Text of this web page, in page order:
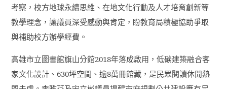
考察，校方地球永續思維、在地文化行動及人才培育創新等
教學理念，讓議員深受感動與肯定，盼教育局積極協助爭取
與補助校方辦學經費。
高雄市立圖書館旗山分館2018年落成啟用，低碳建築融合客
家文化設計、 630坪空間、逾8萬冊館藏，是民眾閱讀休閒熱